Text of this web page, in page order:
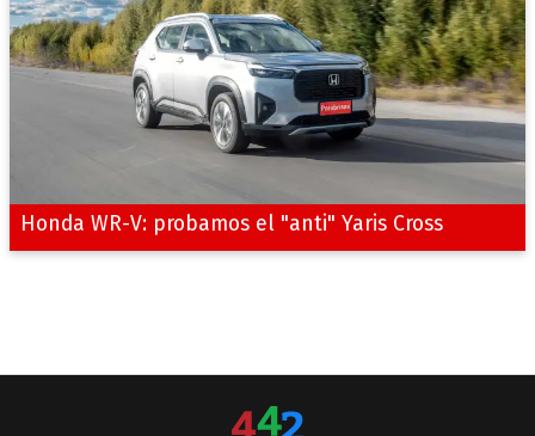
Honda WR-V: probamos el "anti" Yaris Cross